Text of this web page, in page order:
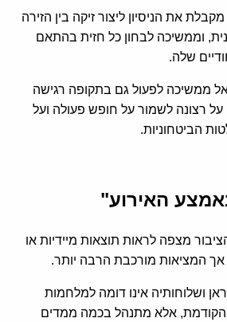
את הניסיון ליצור זיקה בין הזירה
וממשיכה לבחון כל חזית בהתאם
שלה.
ממשיכה לפעול גם בתקופה רגישה
רצונה לשמור על חופש פעולה ועל
הביטחוניות.
האירוע"
מצפה לראות תוצאות מיידיות או
המציאות מורכבת הרבה יותר.
ושלוחותיה אינו דומה למלחמות
אלא מתנהל בכמה ממדים